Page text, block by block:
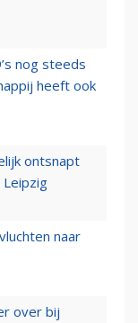
nog steeds
heeft ook
ontsnapt
Leipzig
naar
over bij